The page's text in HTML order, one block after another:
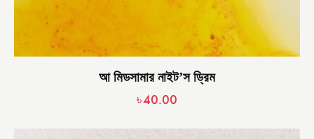
আ মিডসামার নাইট’স ড্রিম
৳40.00